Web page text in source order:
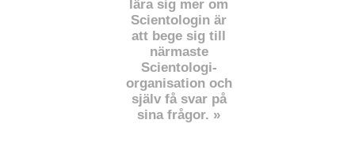
lära sig mer om
Scientologin är
att bege sig till
närmaste
Scientologi-
organisation och
själv få svar på
sina frågor. »